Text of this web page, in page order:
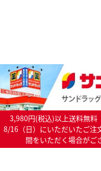
3,980円(税込)以上送料無料
8/16（日）にいただいたご注
間をいただく場合がご